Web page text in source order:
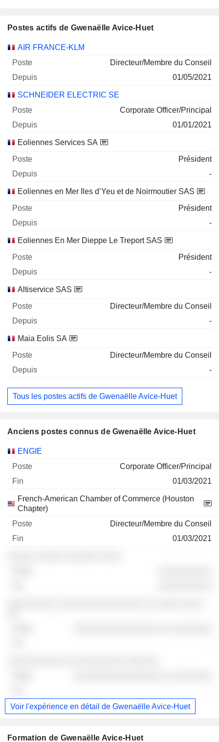
Postes actifs de Gwenaëlle Avice-Huet
Sociétés Poste Début
AIR FRANCE-KLM
Directeur/Membre du Conseil
01/05/2021
SCHNEIDER ELECTRIC SE
Corporate Officer/Principal
01/01/2021
Eoliennes Services SA
Président
-
Eoliennes en Mer Iles d’Yeu et de Noirmoutier SAS
Président
-
Eoliennes En Mer Dieppe Le Treport SAS
Président
-
Altiservice SAS
Directeur/Membre du Conseil
-
Maia Eolis SA
Directeur/Membre du Conseil
-
Tous les postes actifs de Gwenaëlle Avice-Huet
Anciens postes connus de Gwenaëlle Avice-Huet
Sociétés
ENGIE
Corporate Officer/Principal
01/03/2021
French-American Chamber of Commerce (Houston
Chapter)
Directeur/Membre du Conseil
01/03/2021
Voir l'expérience en détail de Gwenaëlle Avice-Huet
Formation de Gwenaëlle Avice-Huet